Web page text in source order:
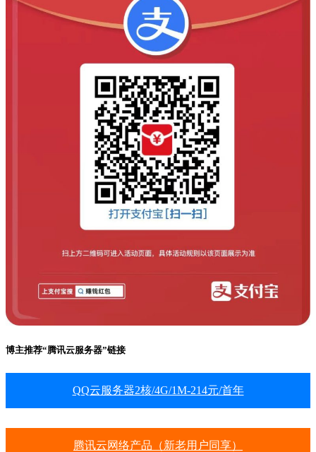
博主推荐“腾讯云服务器”链接
QQ云服务器2核/4G/1M-214元/首年
腾讯云网络产品（新老用户同享）